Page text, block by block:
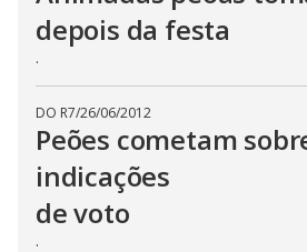
depois da festa
.
DO R7/26/06/2012
Peões cometam
indicações
de voto
.